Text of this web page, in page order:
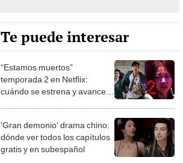
Te puede interesar
“Estamos muertos”
temporada 2 en Netflix:
cuándo se estrena y avances
'Gran demonio' drama chino:
dónde ver todos los capítulos
gratis y en subespañol